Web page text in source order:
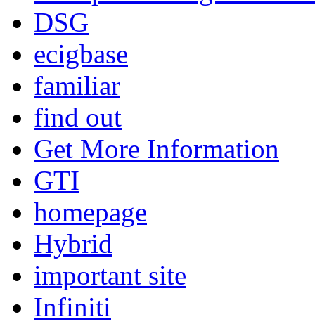
DSG
ecigbase
familiar
find out
Get More Information
GTI
homepage
Hybrid
important site
Infiniti